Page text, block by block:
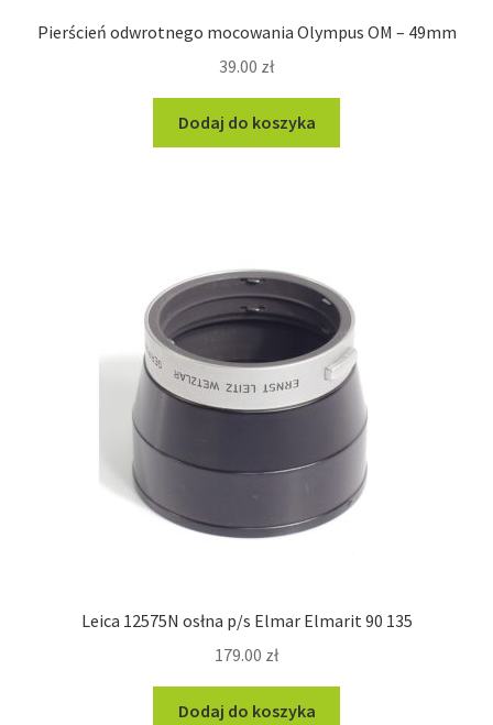
Pierścień odwrotnego mocowania Olympus OM – 49mm
39.00 zł
Dodaj do koszyka
Leica 12575N osłna p/s Elmar Elmarit 90 135
179.00 zł
Dodaj do koszyka